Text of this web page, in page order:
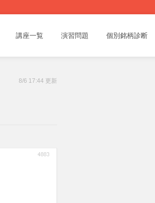
講座一覧 演習問題 個別銘柄診断
8/6 17:44 更新